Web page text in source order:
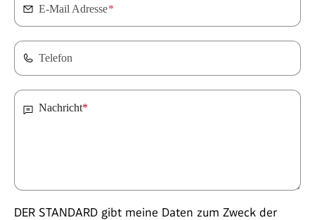
E-Mail Adresse*
Telefon
Nachricht*
DER STANDARD gibt meine Daten zum Zweck der